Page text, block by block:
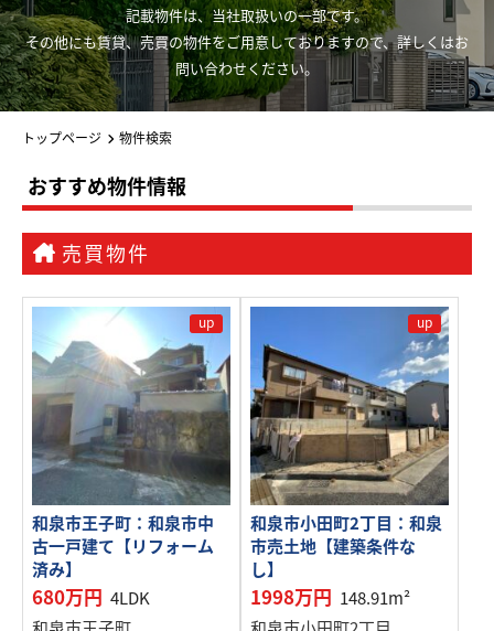
記載物件は、当社取扱いの一部です。
その他にも賃貸、売買の物件をご用意しておりますので、詳しくはお
問い合わせください。
トップページ 物件検索
おすすめ物件情報
売買物件
up
和泉市王子町：和泉市中
古一戸建て【リフォーム
済み】
680万円 4LDK
up
和泉市小田町2丁目：和泉
市売土地【建築条件な
し】
1998万円 148.91m²